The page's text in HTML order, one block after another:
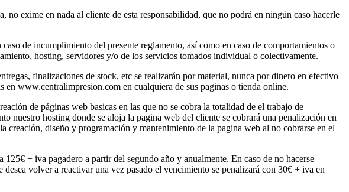
exime en nada al cliente de esta responsabilidad, que no podrá en ningún caso hacerle
de incumplimiento del presente reglamento, así como en caso de comportamientos o
hosting, servidores y/o de los servicios tomados individual o colectivamente.
finalizaciones de stock, etc se realizarán por material, nunca por dinero en efectivo
en www.centralimpresion.com en cualquiera de sus paginas o tienda online.
de páginas web basicas en las que no se cobra la totalidad de el trabajo de
nuestro hosting donde se aloja la pagina web del cliente se cobrará una penalización en
diseño y programación y mantenimiento de la pagina web al no cobrarse en el
+ iva pagadero a partir del segundo año y anualmente. En caso de no hacerse
volver a reactivar una vez pasado el vencimiento se penalizará con 30€ + iva en